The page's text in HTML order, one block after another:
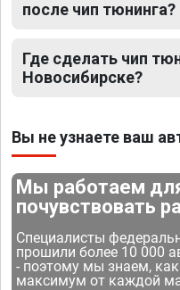
после чип тюнинга?
Где сделать чип
Новосибирске?
Вы не узнаете ваш
Мы работаем
почувствовать
Специалисты
прошили более 10 000
- поэтому мы знаем,
максимум от каждой